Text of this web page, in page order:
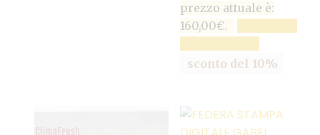
prezzo attuale è:
160,00€.
sconto del 10%